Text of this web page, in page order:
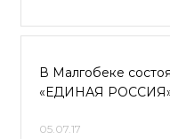
В Малгобеке
«ЕДИНАЯ
05.07.17